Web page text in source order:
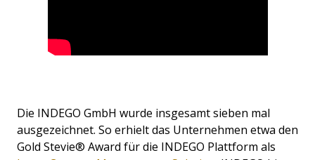
Die INDEGO GmbH wurde insgesamt sieben mal
ausgezeichnet. So erhielt das Unternehmen etwa den
Gold Stevie® Award für die INDEGO Plattform als